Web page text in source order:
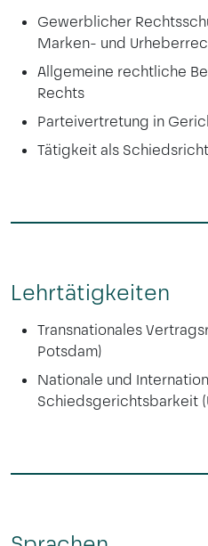
Gewerblicher
Marken- und
Allgemeine rechtliche
Rechts
Parteivertretung in
Tätigkeit als
Lehrtätigkeiten
Transnationales
Potsdam)
Nationale und
Schiedsgerichtsbarkeit